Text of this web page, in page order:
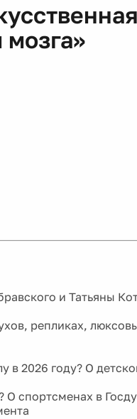
и Татьяны
репликах,
в 2026 году? О
спортсменах в